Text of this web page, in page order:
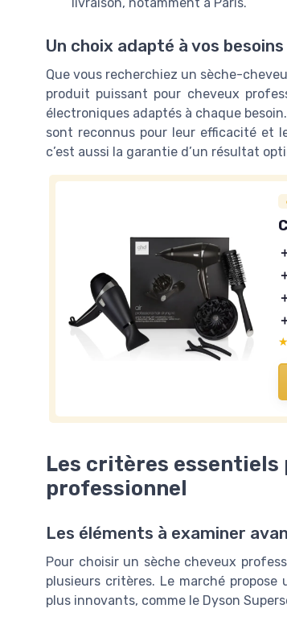
Un choix adapté à vos
Que vous recherchiez un sèche-
produit puissant pour cheveux
électroniques adaptés à chaque
sont reconnus pour leur efficacité et
c’est aussi la garantie d’un résultat
Les critères essentiels
professionnel
Les éléments à examiner
Pour choisir un sèche cheveux
plusieurs critères. Le marché
plus innovants, comme le Dyson